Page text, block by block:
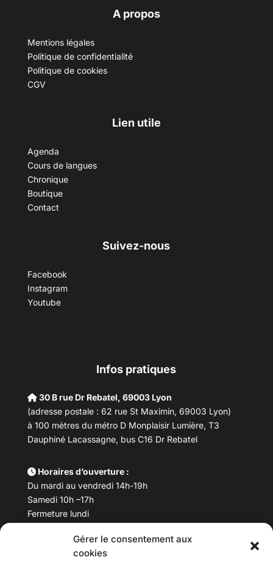
Gérer le consentement aux
cookies
A propos
Mentions légales
Politique de confidentialité
Politique de cookies
CGV
Lien utile
Agenda
Cours de langues
Chronique
Boutique
Contact
Suivez-nous
Facebook
Instagram
Youtube
Infos pratiques
30 B rue Dr Rebatel, 69003 Lyon
(adresse postale : 62 rue St Maximin, 69003 Lyon)
à 100 mètres du métro D Monplaisir Lumière, T3
Dauphiné Lacassagne, bus C16 Dr Rebatel
Horaires d’ouverture :
Du mardi au vendredi 14h-19h
Samedi 10h –17h
Fermeture lundi
Téléphone : 04 78 53 06 40
maisondesculturesasiatiques@asiexpo.com